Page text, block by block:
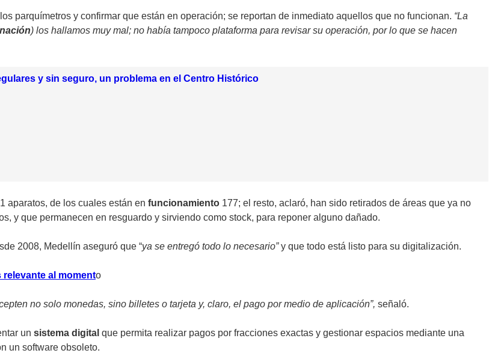
parquímetros y confirmar que están en operación; se reportan de inmediato aquellos que no funcionan. “La
) los hallamos muy mal; no había tampoco plataforma para revisar su operación, por lo que se hacen
y sin seguro, un problema en el Centro Histórico
aparatos, de los cuales están en funcionamiento 177; el resto, aclaró, han sido retirados de áreas que ya no
y que permanecen en resguardo y sirviendo como stock, para reponer alguno dañado.
2008, Medellín aseguró que “ya se entregó todo lo necesario”y que todo está listo para su digitalización.
relevante al momento
no solo monedas, sino billetes o tarjeta y, claro, el pago por medio de aplicación”, señaló.
un sistema digital que permita realizar pagos por fracciones exactas y gestionar espacios mediante una
un software obsoleto.